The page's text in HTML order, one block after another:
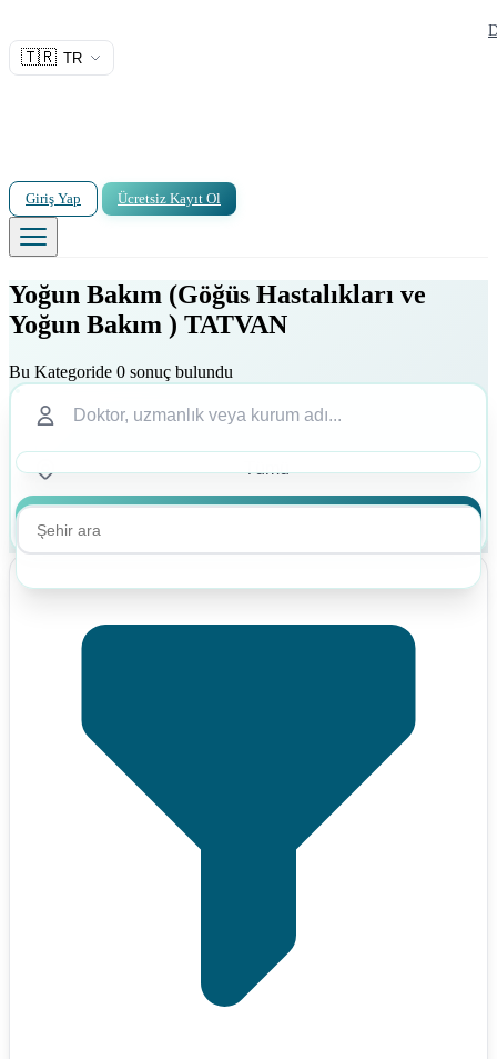
🇹🇷 TR
Giriş Yap Ücretsiz Kayıt Ol
Yoğun Bakım (Göğüs Hastalıkları ve
Yoğun Bakım ) TATVAN
Bu Kategoride 0 sonuç bulundu